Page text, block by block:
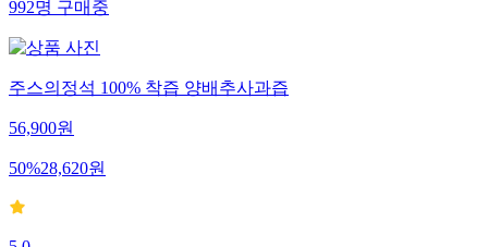
992명구매중
주스의정석 100% 착즙 양배추사과즙
56,900원
50%28,620원